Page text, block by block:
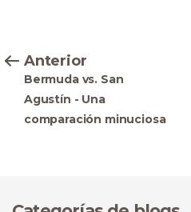
Anterior
Bermuda vs. San
Agustín - Una
comparación minuciosa